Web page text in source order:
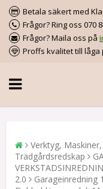
Betala säkert med
Frågor? Ring oss 070
Frågor? Maila oss på
Proffs kvalitet till låga
Verktyg,
Trädgårdsredskap
2.0
Garageinredning